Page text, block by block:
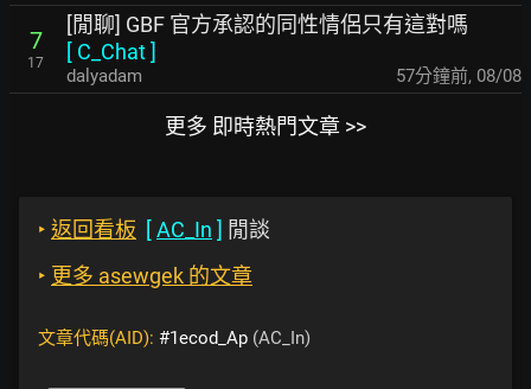
7
17
[閒聊] GBF 官方承認的同性情侶只有這對嗎
[ C_Chat]
dalyadam 57分鐘前, 08/08
更多 即時熱門文章 >>
‣ 返回看板 [AC_In ] 閒談
‣ 更多 asewgek 的文章
文章代碼(AID): #1ecod_Ap (AC_In)